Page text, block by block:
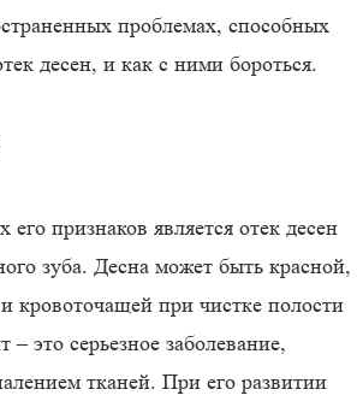
проблемах, способных
десен, и как с ними бороться.
признаков является отек десен
зуба. Десна может быть красной,
кровоточащей при чистке полости
– это серьезное заболевание,
тканей. При его развитии